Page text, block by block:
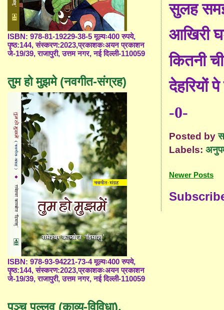
सुलह
आखिरी
कितनी
देहरियों
-0-
Posted by
Labels:
Newer Posts
ISBN: 978-81-19229-38-5 मूल्यः400 रुपये,
पृष्ठ:144, संस्करण:2023,प्रकाशकःअयन प्रकाशन
जे-19/39, राजापुरी, उत्तम नगर, नई दिल्ली-110059
तुम हो मुझमे (नवगीत-संग्रह)
ISBN: 978-93-94221-73-4 मूल्यः400 रुपये,
पृष्ठ:144, संस्करण:2023,प्रकाशकःअयन प्रकाशन
जे-19/39, राजापुरी, उत्तम नगर, नई दिल्ली-110059
पञ्च पल्लव (काव्य-विविधा),